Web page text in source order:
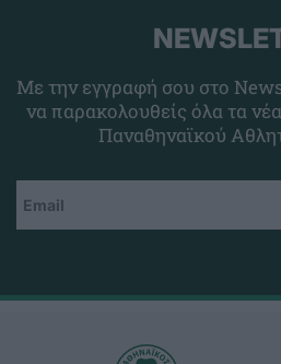
Με την εγγραφή σου στο
να παρακολουθείς όλα τα νέα
Παναθηναϊκού